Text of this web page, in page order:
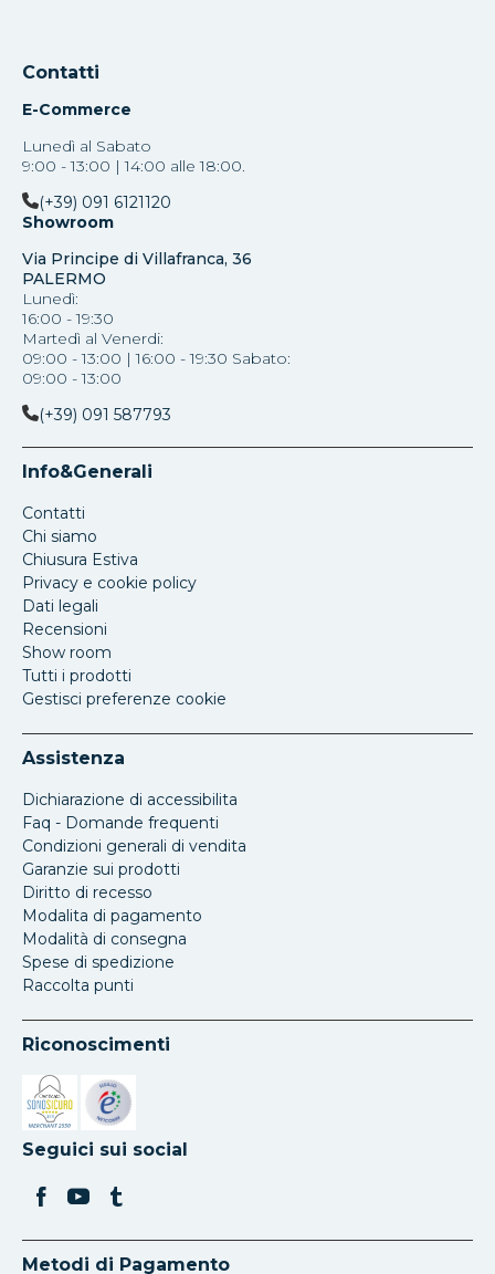
Contatti
E-Commerce
Lunedì al Sabato
9:00 - 13:00 | 14:00 alle 18:00.
(+39) 091 6121120
Showroom
Via Principe di Villafranca, 36
PALERMO
Lunedì:
16:00 - 19:30
Martedì al Venerdi:
09:00 - 13:00 | 16:00 - 19:30 Sabato:
09:00 - 13:00
(+39) 091 587793
Info&Generali
Contatti
Chi siamo
Chiusura Estiva
Privacy e cookie policy
Dati legali
Recensioni
Show room
Tutti i prodotti
Gestisci preferenze cookie
Assistenza
Dichiarazione di accessibilita
Faq - Domande frequenti
Condizioni generali di vendita
Garanzie sui prodotti
Diritto di recesso
Modalita di pagamento
Modalità di consegna
Spese di spedizione
Raccolta punti
Riconoscimenti
Si apre in una nuova scheda
Si apre in una nuova scheda
Seguici sui social
Metodi di Pagamento